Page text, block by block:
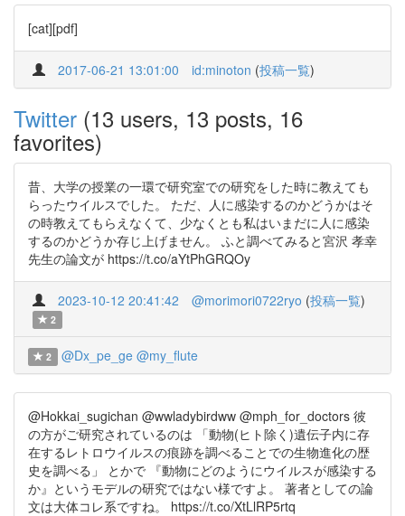
[cat][pdf]
2017-06-21 13:01:00 id:minoton (投稿一覧)
Twitter (13 users, 13 posts, 16
favorites)
昔、大学の授業の一環で研究室での研究をした時に教えても
らったウイルスでした。 ただ、人に感染するのかどうかはそ
の時教えてもらえなくて、少なくとも私はいまだに人に感染
するのかどうか存じ上げません。 ふと調べてみると宮沢 孝幸
先生の論文が https://t.co/aYtPhGRQOy
2023-10-12 20:41:42 @morimori0722ryo (投稿一覧)
2
2 @Dx_pe_ge @my_flute
@Hokkai_sugichan @wwladybirdww @mph_for_doctors 彼
の方がご研究されているのは 「動物(ヒト除く)遺伝子内に存
在するレトロウイルスの痕跡を調べることでの生物進化の歴
史を調べる」 とかで 『動物にどのようにウイルスが感染する
か』というモデルの研究ではない様ですよ。 著者としての論
文は大体コレ系ですね。 https://t.co/XtLlRP5rtq